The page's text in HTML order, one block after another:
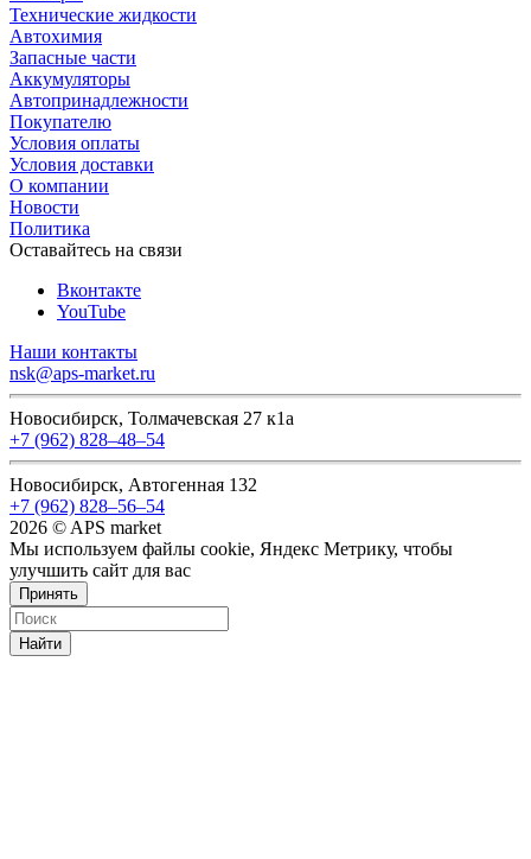
Технические жидкости
Автохимия
Запасные части
Аккумуляторы
Автопринадлежности
Покупателю
Условия оплаты
Условия доставки
О компании
Новости
Политика
Оставайтесь на связи
Вконтакте
YouTube
Наши контакты
nsk@aps-market.ru
Новосибирск, Толмачевская 27 к1а
+7 (962) 828‒48‒54
Новосибирск, Автогенная 132
+7 (962) 828‒56‒54
2026 © APS market
Мы используем файлы cookie, Яндекс Метрику, чтобы
улучшить сайт для вас
Принять
Найти